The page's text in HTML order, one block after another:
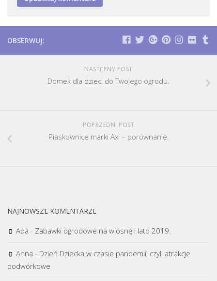
OBSERWUJ:
NASTĘPNY POST
Domek dla dzieci do Twojego ogrodu.
POPRZEDNI POST
Piaskownice marki Axi – porównanie.
NAJNOWSZE KOMENTARZE
Ada - Zabawki ogrodowe na wiosnę i lato 2019.
Anna - Dzień Dziecka w czasie pandemii, czyli atrakcje
podwórkowe